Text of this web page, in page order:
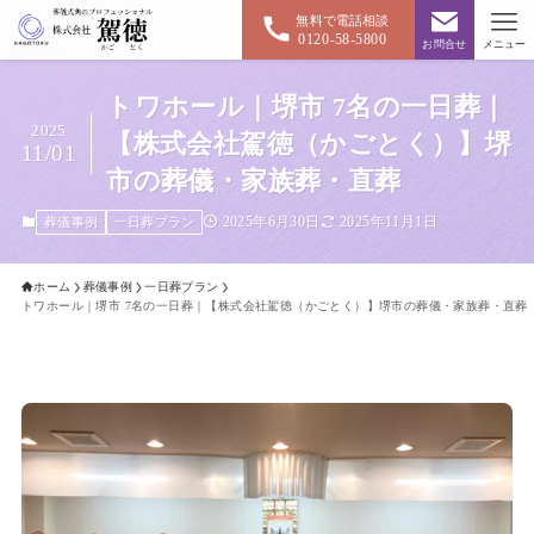
無料で電話相談
0120-58-5800 お問合せ メニュー
トワホール｜堺市 7名の一日葬｜
【株式会社駕徳（かごとく）】堺
市の葬儀・家族葬・直葬
2025
11/01
葬儀事例 一日葬プラン 2025年6月30日 2025年11月1日
ホーム 葬儀事例
一日葬プラン
トワホール｜堺市 7名の一日葬｜【株式会社駕徳（かごとく）】堺市の葬儀・家族葬・直葬